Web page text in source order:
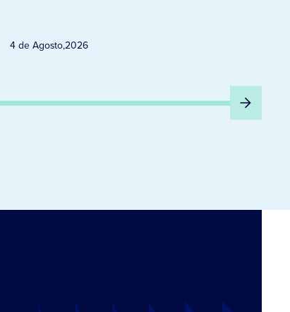
4 de Agosto,2026